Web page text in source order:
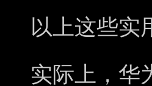
以上这些实
实际上，华